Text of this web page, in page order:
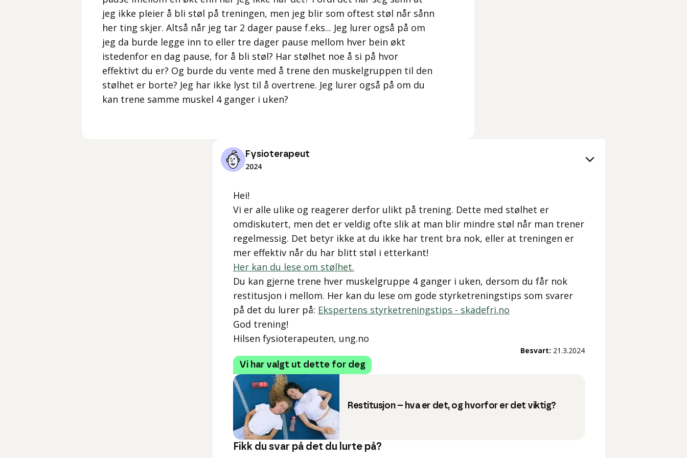
jeg ikke pleier å bli støl på treningen, men jeg blir som oftest støl når sånn
her ting skjer. Altså når jeg tar 2 dager pause f.eks... Jeg lurer også på om
jeg da burde legge inn to eller tre dager pause mellom hver bein økt
istedenfor en dag pause, for å bli støl? Har stølhet noe å si på hvor
effektivt du er? Og burde du vente med å trene den muskelgruppen til den
stølhet er borte? Jeg har ikke lyst til å overtrene. Jeg lurer også på om du
kan trene samme muskel 4 ganger i uken?
Fysioterapeut
2024
Hei!
Vi er alle ulike og reagerer derfor ulikt på trening. Dette med stølhet er
omdiskutert, men det er veldig ofte slik at man blir mindre støl når man trener
regelmessig. Det betyr ikke at du ikke har trent bra nok, eller at treningen er
mer effektiv når du har blitt støl i etterkant!
Her kan du lese om stølhet.
Du kan gjerne trene hver muskelgruppe 4 ganger i uken, dersom du får nok
restitusjon i mellom. Her kan du lese om gode styrketreningstips som svarer
på det du lurer på: Ekspertens styrketreningstips - skadefri.no
God trening!
Hilsen fysioterapeuten, ung.no
Besvart: 21.3.2024
Vi har valgt ut dette for deg
Restitusjon – hva er det, og hvorfor er det viktig?
Fikk du svar på det du lurte på?